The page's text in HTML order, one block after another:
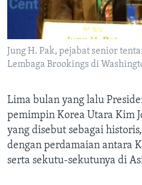
Jung H. Pak, pejabat senior
Lembaga Brookings di
Lima bulan yang lalu
pemimpin Korea Utara Kim
yang disebut sebagai
dengan perdamaian antara
serta sekutu-sekutunya di